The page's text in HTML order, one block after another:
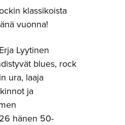
klassikoista
vuonna!
Lyytinen
blues, rock
ura, laaja
ja
hänen 50-